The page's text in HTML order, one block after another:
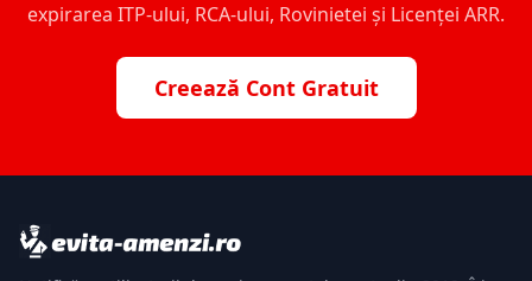
expirarea ITP-ului, RCA-ului, Rovinietei și Licenței ARR.
Creează Cont Gratuit